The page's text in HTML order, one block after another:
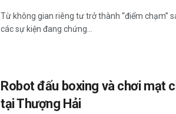
Từ không gian riêng tư trở thành “điểm chạm”
các sự kiện đang chứng...
Robot đấu boxing và chơi mạt
tại Thượng Hải